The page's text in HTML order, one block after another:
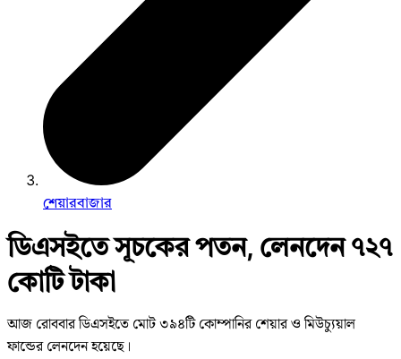
শেয়ারবাজার
ডিএসইতে সূচকের পতন, লেনদেন ৭২৭
কোটি টাকা
আজ রোববার ডিএসইতে মোট ৩৯৪টি কোম্পানির শেয়ার ও মিউচ্যুয়াল
ফান্ডের লেনদেন হয়েছে।